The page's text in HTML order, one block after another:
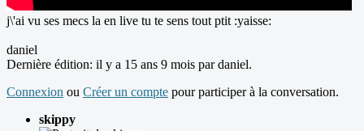
j\'ai vu ses mecs la en live tu te sens tout ptit :yaisse:
daniel
Dernière édition: il y a 15 ans 9 mois pardaniel.
Connexion ou Créer un compte pour participer à la conversation.
skippy